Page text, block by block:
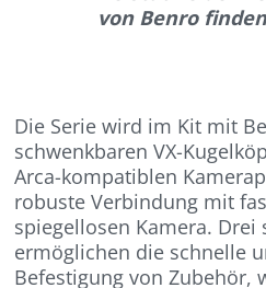
von Benro
Die Serie wird im Kit mit
schwenkbaren VX-
Arca-kompatiblen
robuste Verbindung mit
spiegellosen Kamera. Drei
ermöglichen die schnelle
Befestigung von Zubehör,